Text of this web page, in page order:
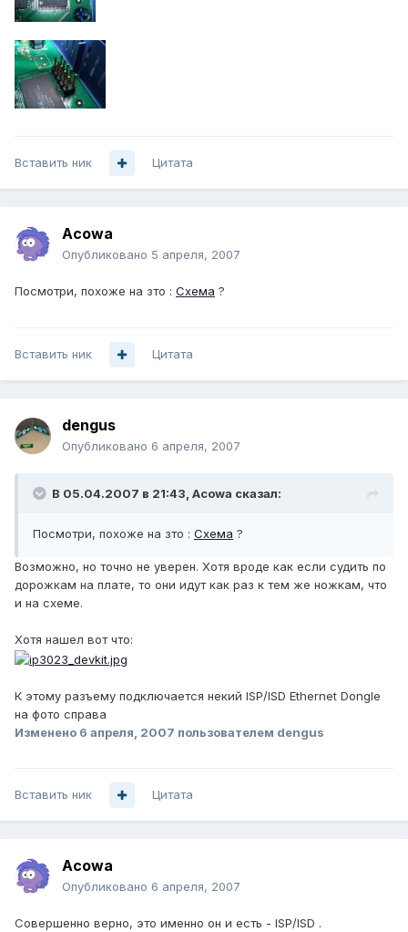
Вставить ник Цитата
Acowa
Опубликовано 5 апреля, 2007
Посмотри, похоже на зто : Схема ?
Вставить ник Цитата
dengus
Опубликовано 6 апреля, 2007
В 05.04.2007 в 21:43, Acowa сказал:
Посмотри, похоже на зто : Схема ?
Возможно, но точно не уверен. Хотя вроде как если судить по
дорожкам на плате, то они идут как раз к тем же ножкам, что
и на схеме.
Хотя нашел вот что:
К этому разъему подключается некий ISP/ISD Ethernet Dongle
на фото справа
Изменено 6 апреля, 2007 пользователем dengus
Вставить ник Цитата
Acowa
Опубликовано 6 апреля, 2007
Совершенно верно, это именно он и есть - ISP/ISD .